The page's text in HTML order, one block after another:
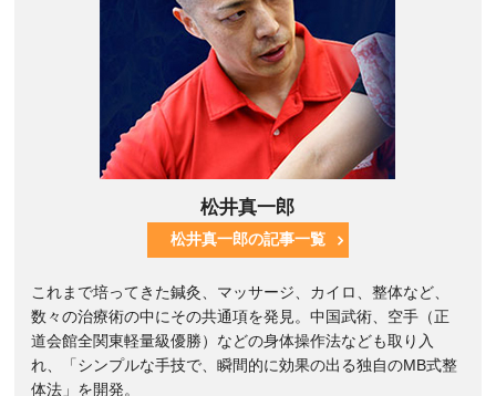
松井真一郎
松井真一郎の記事一覧
これまで培ってきた鍼灸、マッサージ、カイロ、整体など、
数々の治療術の中にその共通項を発見。中国武術、空手（正
道会館全関東軽量級優勝）などの身体操作法なども取り入
れ、「シンプルな手技で、瞬間的に効果の出る独自のMB式整
体法」を開発。